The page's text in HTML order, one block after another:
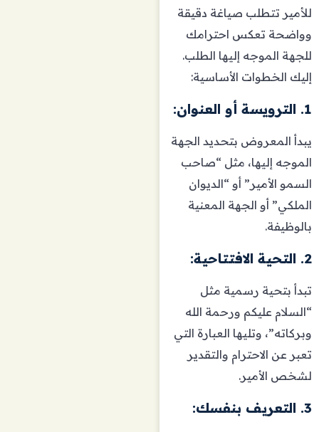
للأمير تتطلب صياغة دقيقة
وواضحة تعكس احترامك
للجهة الموجه إليها الطلب.
إليك الخطوات الأساسية:
1. الترويسة أو العنوان:
يبدأ المعروض بتحديد الجهة
الموجه إليها، مثل “صاحب
السمو الأمير” أو “الديوان
الملكي” أو الجهة المعنية
بالوظيفة.
2. التحية الافتتاحية:
تبدأ بتحية رسمية مثل
“السلام عليكم ورحمة الله
وبركاته”، وتليها العبارة التي
تعبر عن الاحترام والتقدير
لشخص الأمير.
3. التعريف بنفسك: